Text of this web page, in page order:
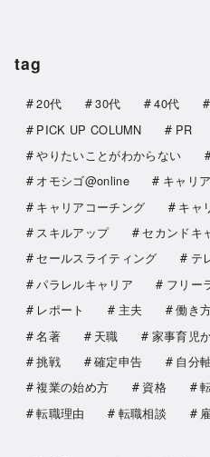
tag
20代 30代 40代
PICK UP COLUMN
PR
やりたいことがわからない
オモシゴ@online
キャリ
キャリアコーチング
キャ
スキルアップ
セカンドキ
セールスライティング
テ
パラレルキャリア
フリー
レポート
主夫 働き
名著
天職 家事育児
挑戦
確定申告 自分軸
複業の始め方
資格
転職理由
転職相談